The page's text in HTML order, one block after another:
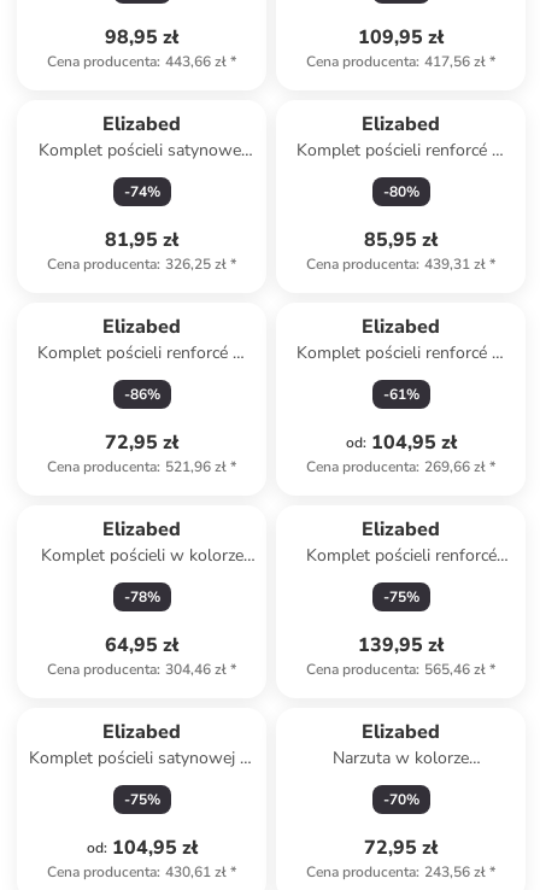
98,95 zł
Cena producenta: 443,66 zł*
109,95 zł
Cena producenta: 417,56 zł*
Elizabed
Komplet pościeli satynowej
"Elegant" w kolorze białym
-74%
81,95 zł
Cena producenta: 326,25 zł*
Elizabed
Komplet pościeli renforcé w
kolorze żółtym
-80%
85,95 zł
Cena producenta: 439,31 zł*
Elizabed
Komplet pościeli renforcé w
kolorze biało-jasnoróżowym
-86%
72,95 zł
Cena producenta: 521,96 zł*
Elizabed
Komplet pościeli renforcé w
kolorze szarym
-61%
od: 104,95 zł
Cena producenta: 269,66 zł*
Elizabed
Komplet pościeli w kolorze
jasnoróżowym
-78%
64,95 zł
Cena producenta: 304,46 zł*
Elizabed
Komplet pościeli renforcé
"Casual" w kolorze zielonym
-75%
139,95 zł
Cena producenta: 565,46 zł*
Elizabed
Komplet pościeli satynowej w
kolorze beżowo-białym
-75%
od: 104,95 zł
Cena producenta: 430,61 zł*
Elizabed
Narzuta w kolorze
jasnobrązowym
-70%
72,95 zł
Cena producenta: 243,56 zł*